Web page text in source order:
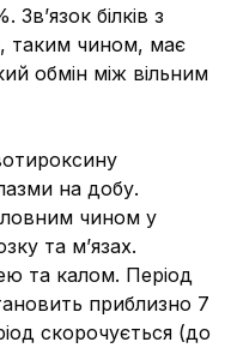
білків з
таким чином, має
обмін між вільним
на добу.
чином у
та м’язах.
та калом. Період
приблизно 7
скорочується (до